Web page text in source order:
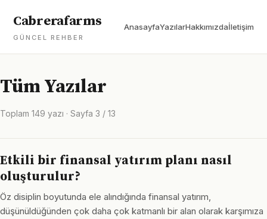
Cabrerafarms
GÜNCEL REHBER
AnasayfaYazılarHakkımızdaİletişim
Tüm Yazılar
Toplam 149 yazı · Sayfa 3 / 13
Etkili bir finansal yatırım planı nasıl
oluşturulur?
Öz disiplin boyutunda ele alındığında finansal yatırım,
düşünüldüğünden çok daha çok katmanlı bir alan olarak karşımıza